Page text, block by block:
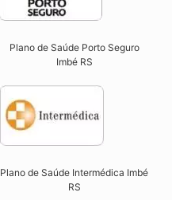
Plano de Saúde Porto Seguro
Imbé RS​
Plano de Saúde Intermédica Imbé
RS